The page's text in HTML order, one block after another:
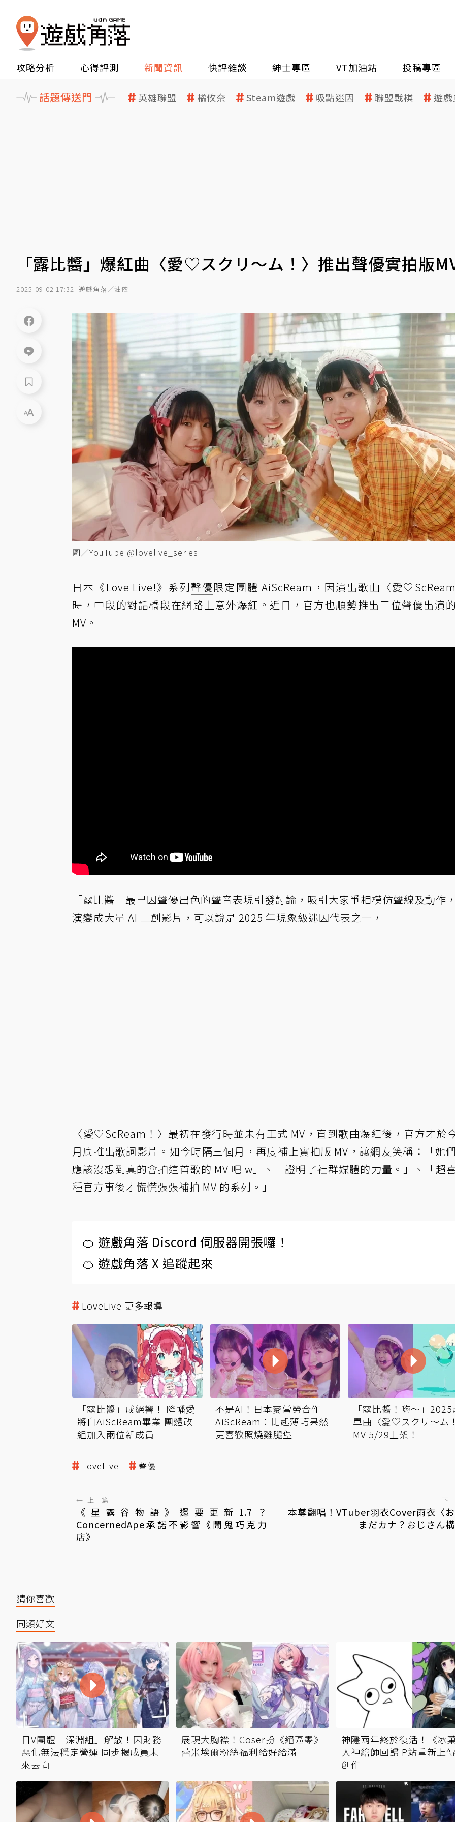
攻略分析 心得評測 新聞資訊 快評雜談 紳士專區 VT加油站 投稿專區
話題傳送門 英雄聯盟 橘攸奈 Steam遊戲 吸點迷因 聯盟戰棋 遊
「露比醬」爆紅曲〈愛♡スクリ～ム！〉推出聲優實拍版
2025-09-02 17:32 遊戲角落／油依
圖／YouTube @lovelive_series
日本《Love Live!》系列聲優限定團體 AiScReam，因演出歌曲〈愛
時，中段的對話橋段在網路上意外爆紅。近日，官方也順勢推出三位聲優出演
MV。
「露比醬」最早因聲優出色的聲音表現引發討論，吸引大家爭相模仿聲線及動作
演變成大量 AI 二創影片，可以說是 2025 年現象級迷因代表之一，
〈愛♡ScReam！〉最初在發行時並未有正式 MV，直到歌曲爆紅後，官方才於
月底推出歌詞影片。如今時隔三個月，再度補上實拍版 MV，讓網友笑稱：「她
應該沒想到真的會拍這首歌的 MV 吧 w」、「證明了社群媒體的力量。」、「超
種官方事後才慌慌張張補拍 MV 的系列。」
🍊 遊戲角落 Discord 伺服器開張囉！
🍊 遊戲角落 X 追蹤起來
LoveLive 更多報導
「露比醬」成絕響！ 降幡愛
將自AiScReam畢業 團體改
組加入兩位新成員
不是AI！日本麥當勞合作
AiScReam：比起薄巧果然
更喜歡照燒雞腿堡
「露比醬！嗨～」
單曲〈愛♡スクリ～ム
MV 5/29上架！
LoveLive 聲優
← 上一篇
《星露谷物語》還要更新1.7？
ConcernedApe承諾不影響《鬧鬼巧克力
店》
下
本尊翻唱！VTuber羽衣Cover雨衣〈
まだカナ？おじさん
猜你喜歡
同類好文
日V團體「深淵組」解散！因財務
惡化無法穩定營運 同步揭成員未
來去向
展現大胸襟！Coser扮《絕區零》
蕾米埃爾粉絲福利給好給滿
神隱兩年終於復活！《冰
人神繪師回歸 P站重新上
創作